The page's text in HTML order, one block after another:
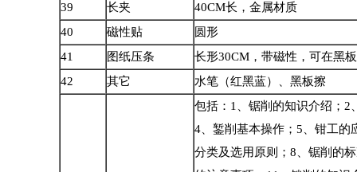
39
长夹 40CM长，金属材质
40
磁性贴
圆形
41
图纸压条 长形30CM ，带磁性，可在黑
42
其它
水笔（红黑蓝）、黑板擦
包括： 1、锯削的知识介绍； 2
4、錾削基本操作； 5、钳工的
分类及选用原则； 8、锯削的